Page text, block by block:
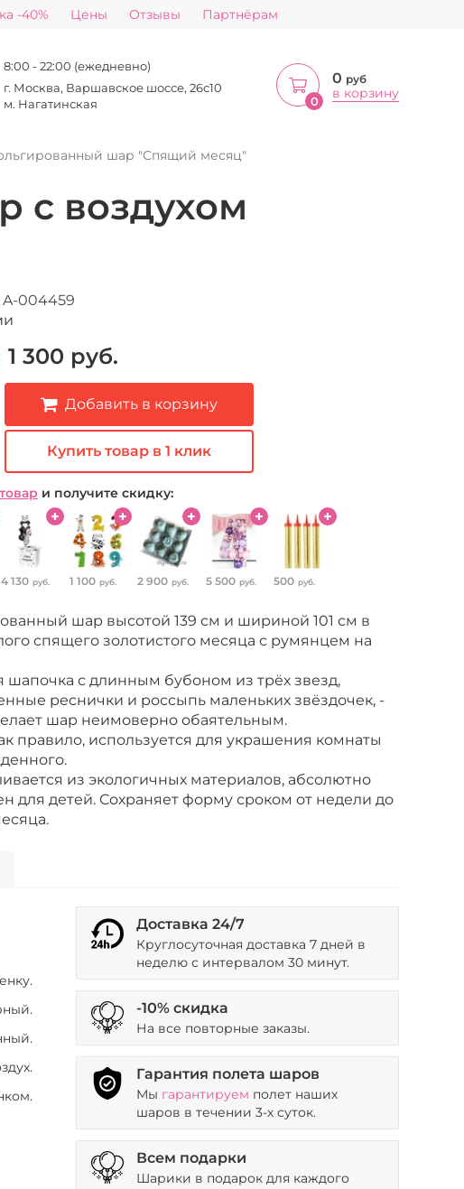
-40% Цены Отзывы Партнёрам
8:00 - 22:00 (ежедневно)
г. Москва, Варшавское шоссе, 26с10
м. Нагатинская
0
0 руб
в корзину
шар "Спящий месяц"
с воздухом
A-004459
1 300 руб.
Добавить в корзину
Купить товар в 1 клик
товар и получите скидку:
4 130 руб. 1 100 руб. 2 900 руб. 5 500 руб. 500 руб.
шар высотой 139 см и шириной 101 см в
спящего золотистого месяца с румянцем на
шапочка с длинным бубоном из трёх звезд,
реснички и россыпь маленьких звёздочек, -
шар неимоверно обаятельным.
правило, используется для украшения комнаты
из экологичных материалов, абсолютно
для детей. Сохраняет форму сроком от недели до
Доставка 24/7
Круглосуточная доставка 7 дней в
неделю с интервалом 30 минут.
-10% скидка
На все повторные заказы.
Гарантия полета шаров
Мы гарантируем полет наших
шаров в течении 3-х суток.
Всем подарки
Шарики в подарок для каждого